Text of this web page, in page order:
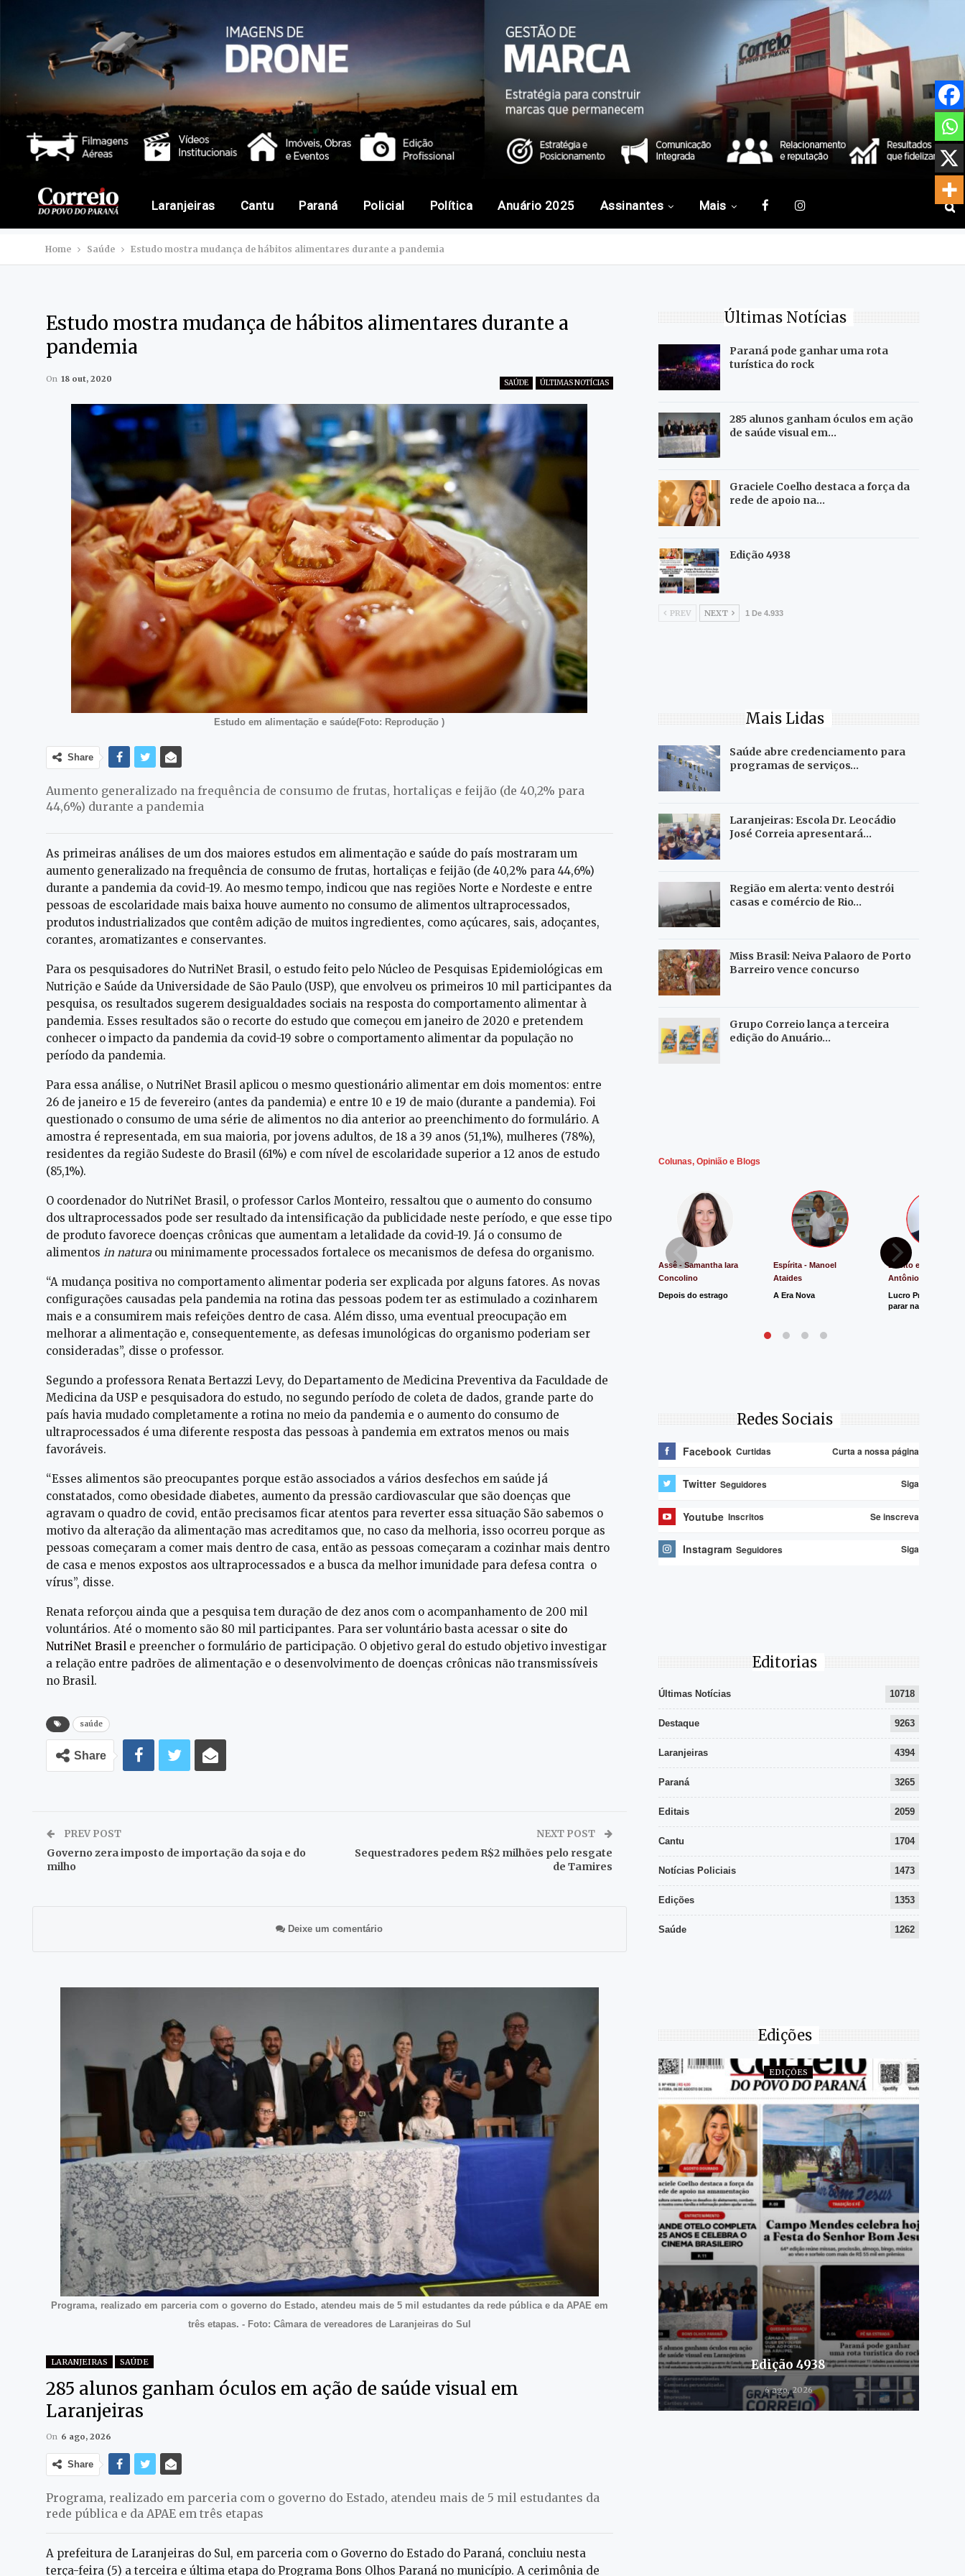
Laranjeiras Cantu Paraná Policial Política Anuário 2025 Assinantes Mais
Home Saúde Estudo mostra mudança de hábitos alimentares durante a pandemia
Estudo mostra mudança de hábitos alimentares durante a
pandemia
SAÚDE ÚLTIMAS NOTÍCIAS
On 18 out, 2020
Estudo em alimentação e saúde(Foto: Reprodução )
Share
Aumento generalizado na frequência de consumo de frutas, hortaliças e feijão (de 40,2% para
44,6%) durante a pandemia
As primeiras análises de um dos maiores estudos em alimentação e saúde do país mostraram um
aumento generalizado na frequência de consumo de frutas, hortaliças e feijão (de 40,2% para 44,6%)
durante a pandemia da covid-19. Ao mesmo tempo, indicou que nas regiões Norte e Nordeste e entre
pessoas de escolaridade mais baixa houve aumento no consumo de alimentos ultraprocessados,
produtos industrializados que contêm adição de muitos ingredientes, como açúcares, sais, adoçantes,
corantes, aromatizantes e conservantes.
Para os pesquisadores do NutriNet Brasil, o estudo feito pelo Núcleo de Pesquisas Epidemiológicas em
Nutrição e Saúde da Universidade de São Paulo (USP), que envolveu os primeiros 10 mil participantes da
pesquisa, os resultados sugerem desigualdades sociais na resposta do comportamento alimentar à
pandemia. Esses resultados são o recorte do estudo que começou em janeiro de 2020 e pretendem
conhecer o impacto da pandemia da covid-19 sobre o comportamento alimentar da população no
período da pandemia.
Para essa análise, o NutriNet Brasil aplicou o mesmo questionário alimentar em dois momentos: entre
26 de janeiro e 15 de fevereiro (antes da pandemia) e entre 10 e 19 de maio (durante a pandemia). Foi
questionado o consumo de uma série de alimentos no dia anterior ao preenchimento do formulário. A
amostra é representada, em sua maioria, por jovens adultos, de 18 a 39 anos (51,1%), mulheres (78%),
residentes da região Sudeste do Brasil (61%) e com nível de escolaridade superior a 12 anos de estudo
(85,1%).
O coordenador do NutriNet Brasil, o professor Carlos Monteiro, ressaltou que o aumento do consumo
dos ultraprocessados pode ser resultado da intensificação da publicidade neste período, e que esse tipo
de produto favorece doenças crônicas que aumentam a letalidade da covid-19. Já o consumo de
alimentos in naturaou minimamente processados fortalece os mecanismos de defesa do organismo.
“A mudança positiva no comportamento alimentar poderia ser explicada por alguns fatores. As novas
configurações causadas pela pandemia na rotina das pessoas podem ter as estimulado a cozinharem
mais e a consumirem mais refeições dentro de casa. Além disso, uma eventual preocupação em
melhorar a alimentação e, consequentemente, as defesas imunológicas do organismo poderiam ser
consideradas”, disse o professor.
Segundo a professora Renata Bertazzi Levy, do Departamento de Medicina Preventiva da Faculdade de
Medicina da USP e pesquisadora do estudo, no segundo período de coleta de dados, grande parte do
país havia mudado completamente a rotina no meio da pandemia e o aumento do consumo de
ultraprocessados é uma diferente resposta das pessoas à pandemia em extratos menos ou mais
favoráveis.
“Esses alimentos são preocupantes porque estão associados a vários desfechos em saúde já
constatados, como obesidade diabetes, aumento da pressão cardiovascular que são doenças que
agravam o quadro de covid, então precisamos ficar atentos para reverter essa situação São sabemos o
motivo da alteração da alimentação mas acreditamos que, no caso da melhoria, isso ocorreu porque as
pessoas começaram a comer mais dentro de casa, então as pessoas começaram a cozinhar mais dentro
de casa e menos expostos aos ultraprocessados e a busca da melhor imunidade para defesa contra o
vírus”, disse.
Renata reforçou ainda que a pesquisa tem duração de dez anos com o acompanhamento de 200 mil
voluntários. Até o momento são 80 mil participantes. Para ser voluntário basta acessar o site do
NutriNet Brasil e preencher o formulário de participação. O objetivo geral do estudo objetivo investigar
a relação entre padrões de alimentação e o desenvolvimento de doenças crônicas não transmissíveis
no Brasil.
saúde
Share
PREV POST
Governo zera imposto de importação da soja e do
milho
NEXT POST
Sequestradores pedem R$2 milhões pelo resgate
de Tamires
Deixe um comentário
Programa, realizado em parceria com o governo do Estado, atendeu mais de 5 mil estudantes da rede pública e da APAE em
três etapas. - Foto: Câmara de vereadores de Laranjeiras do Sul
LARANJEIRAS SAÚDE
285 alunos ganham óculos em ação de saúde visual em
Laranjeiras
On 6 ago, 2026
Share
Programa, realizado em parceria com o governo do Estado, atendeu mais de 5 mil estudantes da
rede pública e da APAE em três etapas
A prefeitura de Laranjeiras do Sul, em parceria com o Governo do Estado do Paraná, concluiu nesta
terça-feira (5) a terceira e última etapa do Programa Bons Olhos Paraná no município. A cerimônia de
Últimas Notícias
Paraná pode ganhar uma rota
turística do rock
285 alunos ganham óculos em ação
de saúde visual em…
Graciele Coelho destaca a força da
rede de apoio na…
Edição 4938
PREV NEXT 1 De 4.933
Mais Lidas
Saúde abre credenciamento para
programas de serviços…
Laranjeiras: Escola Dr. Leocádio
José Correia apresentará…
Região em alerta: vento destrói
casas e comércio de Rio…
Miss Brasil: Neiva Palaoro de Porto
Barreiro vence concurso
Grupo Correio lança a terceira
edição do Anuário…
Colunas, Opinião e Blogs
Assê - Samantha Iara
Concolino
Depois do estrago
Espírita - Manoel
Ataides
A Era Nova
Direito e Justiça -
Antônio de Souza
Lucro Presumido
parar na Justiça
Redes Sociais
Facebook Curtidas Curta a nossa página
Twitter Seguidores Siga
Youtube Inscritos Se inscreva
Instagram Seguidores Siga
Editorias
Últimas Notícias 10718
Destaque 9263
Laranjeiras 4394
Paraná 3265
Editais 2059
Cantu 1704
Notícias Policiais 1473
Edições 1353
Saúde 1262
Edições
EDIÇÕES
Edição 4938
6 ago, 2026